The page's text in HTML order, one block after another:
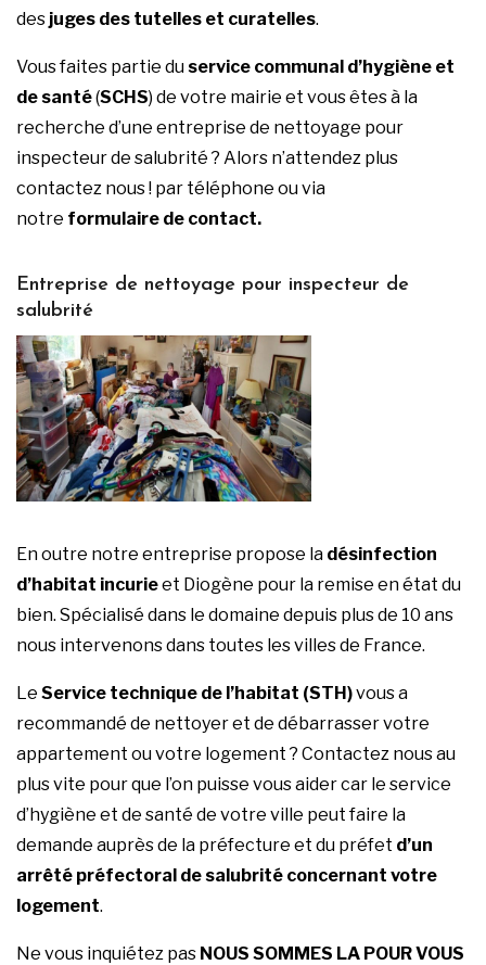
des juges des tutelles et curatelles.
Vous faites partie du service communal d’hygiène et
de santé(SCHS) de votre mairie et vous êtes à la
recherche d’une entreprise de nettoyage pour
inspecteur de salubrité ? Alors n’attendez plus
contactez nous ! par téléphone ou via
notre formulaire de contact.
Entreprise de nettoyage pour inspecteur de
salubrité
En outre notre entreprise propose la désinfection
d’habitat incurieet Diogène pour la remise en état du
bien. Spécialisé dans le domaine depuis plus de 10 ans
nous intervenons dans toutes les villes de France.
Le Service technique de l’habitat (STH)vous a
recommandé de nettoyer et de débarrasser votre
appartement ou votre logement ? Contactez nousau
plus vite pour que l’on puisse vous aider car le service
d’hygiène et de santé de votre ville peut faire la
demande auprès de la préfecture et du préfet d’un
arrêté préfectoral de salubrité concernant votre
logement.
Ne vous inquiétez pas NOUS SOMMES LA POUR VOUS